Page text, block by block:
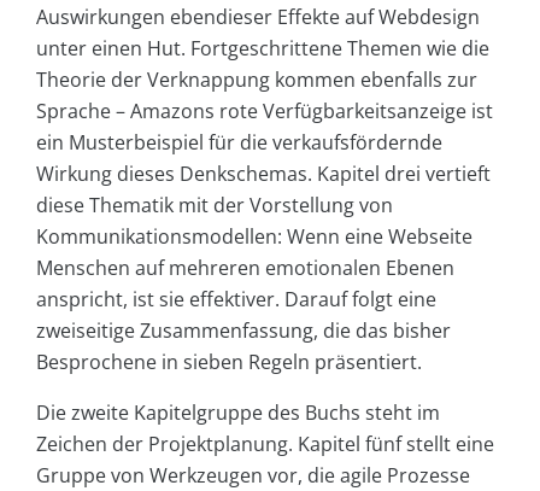
Auswirkungen ebendieser Effekte auf Webdesign
unter einen Hut. Fortgeschrittene Themen wie die
Theorie der Verknappung kommen ebenfalls zur
Sprache – Amazons rote Verfügbarkeitsanzeige ist
ein Musterbeispiel für die verkaufsfördernde
Wirkung dieses Denkschemas. Kapitel drei vertieft
diese Thematik mit der Vorstellung von
Kommunikationsmodellen: Wenn eine Webseite
Menschen auf mehreren emotionalen Ebenen
anspricht, ist sie effektiver. Darauf folgt eine
zweiseitige Zusammenfassung, die das bisher
Besprochene in sieben Regeln präsentiert.
Die zweite Kapitelgruppe des Buchs steht im
Zeichen der Projektplanung. Kapitel fünf stellt eine
Gruppe von Werkzeugen vor, die agile Prozesse